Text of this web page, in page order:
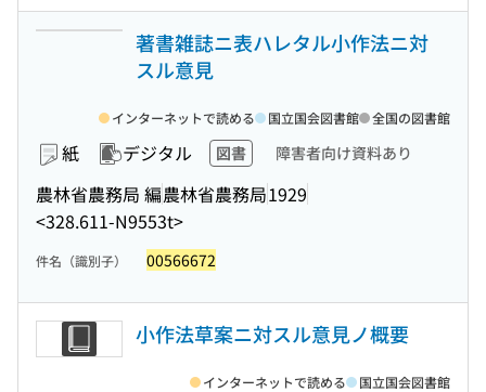
著書雑誌ニ表ハレタル小作法ニ対
スル意見
紙 デジタル 図書 障害者向け資料あり
農林省農務局 編農林省農務局1929
<328.611-N9553t>
インターネットで読める 国立国会図書館 全国の図書館
件名（識別子） 00566672
小作法草案ニ対スル意見ノ概要
インターネットで読める 国立国会図書館